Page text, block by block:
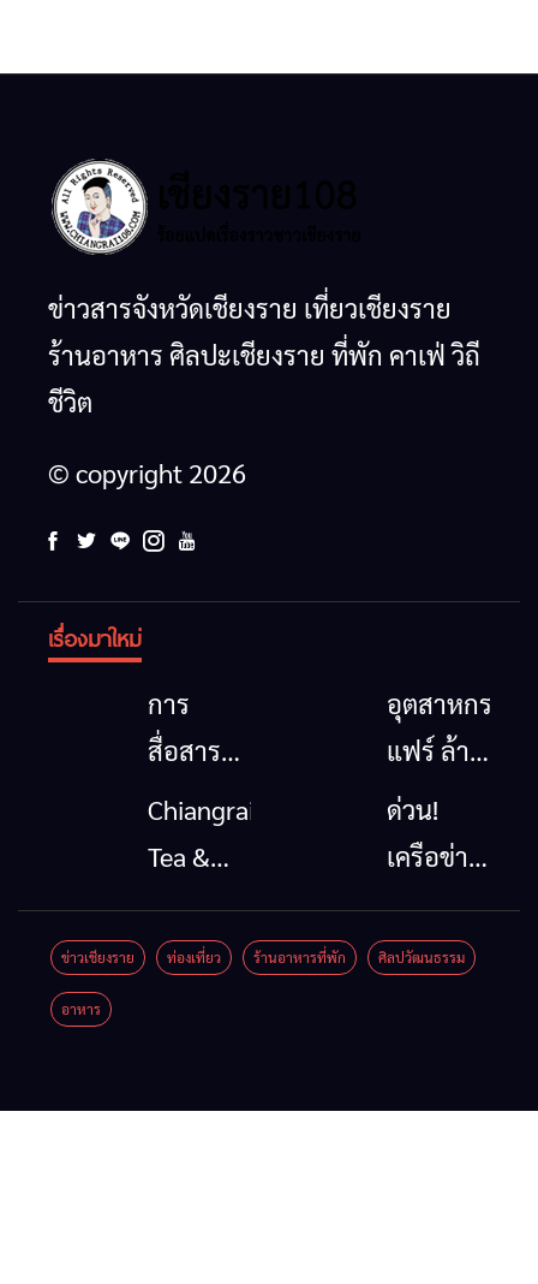
ข่าวสารจังหวัดเชียงราย เที่ยวเชียงราย
ร้านอาหาร ศิลปะเชียงราย ที่พัก คาเฟ่ วิถี
ชีวิต
© copyright 2026
เรื่องมาใหม่
การ
สื่อสาร
โทรคมนาคม
กรณีภัย
เชียงราย
เมื่อ
อุตสาหกรรม
แฟร์ ล้าน
นาตะวัน
ออก
รวมของดี
สินค้าเด่น
Chiangrai
Tea &
Coffee
Festival
ด่วน!
เครือข่าย
ลุ่มน้ำกก
ยื่น 5 ข้อ
ข่าวเชียงราย ท่องเที่ยว ร้านอาหารที่พัก ศิลปวัฒนธรรม
อาหาร